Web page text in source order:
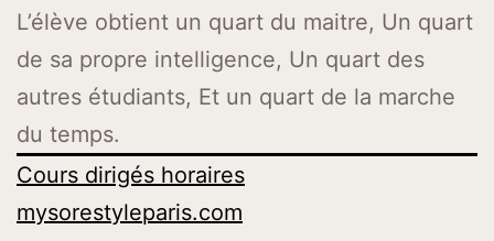
L’élève obtient un quart du maitre, Un quart
de sa propre intelligence, Un quart des
autres étudiants, Et un quart de la marche
du temps.
Cours dirigés horaires
mysorestyleparis.com